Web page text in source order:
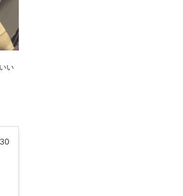
い